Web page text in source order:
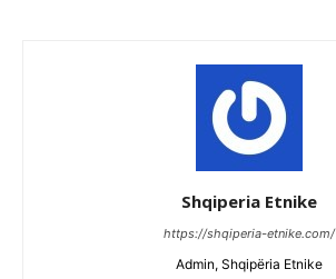
Shqiperia Etnike
https://shqiperia-etnike.com/
Admin, Shqipëria Etnike